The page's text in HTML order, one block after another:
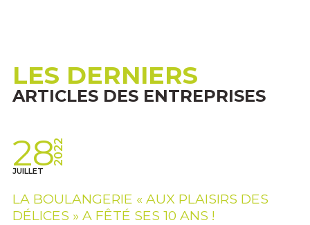
LES DERNIERS
ARTICLES DES ENTREPRISES
28
JUILLET
2022
LA BOULANGERIE « AUX PLAISIRS DES
DÉLICES » A FÊTÉ SES 10 ANS !